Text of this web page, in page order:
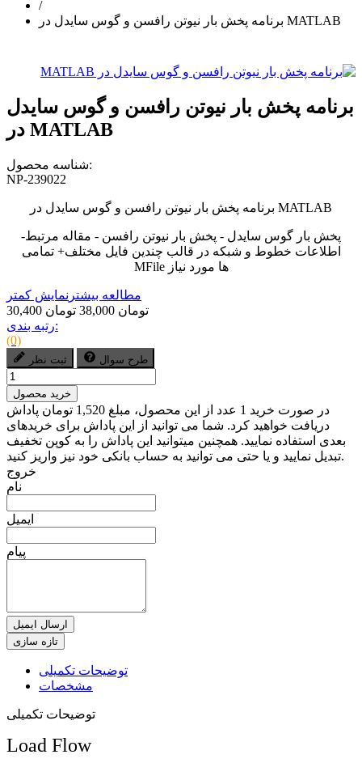
/
برنامه پخش بار نیوتن رافسن و گوس سایدل در MATLAB
برنامه پخش بار نیوتن رافسن و گوس سایدل
در MATLAB
شناسه محصول:
NP-239022
برنامه پخش بار نیوتن رافسن و گوس سایدل در MATLAB
پخش بار گوس سایدل - پخش بار نیوتن رافسن - مقاله مرتبط-
اطلاعات خطوط و شبکه در قالب چندین فایل مختلف+ تمامی
MFile ها مورد نیاز
مطالعه بیشتر نمایش کمتر
30,400 تومان 38,000 تومان
رتبه بندی:
(0)
ثبت نظر طرح سوال
خرید محصول
در صورت خرید 1 عدد از این محصول، مبلغ 1,520 تومان پاداش
دریافت خواهید کرد. شما می توانید از این پاداش برای خریدهای
بعدی استفاده نمایید. همچنین میتوانید این پاداش را به کوپن تخفیف
تبدیل نمایید و یا حتی می توانید به حساب بانکی خود نیز واریز کنید.
خروج
نام
ایمیل
پیام
ارسال ایمیل
توضیحات تکمیلی
مشخصات
توضیحات تکمیلی
Load Flow